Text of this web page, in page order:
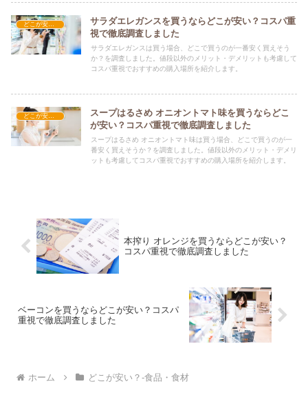
どこが安い？-食品・食材
サラダエレガンスを買うならどこが安い？コスパ重
視で徹底調査しました
サラダエレガンスは買う場合、どこで買うのが一番安く買えそう
か？を調査しました。値段以外のメリット・デメリットも考慮して
コスパ重視でおすすめの購入場所を紹介します。
どこが安い？-食品・食材
スープはるさめ オニオントマト味を買うならどこ
が安い？コスパ重視で徹底調査しました
スープはるさめ オニオントマト味は買う場合、どこで買うのが一
番安く買えそうか？を調査しました。値段以外のメリット・デメリ
ットも考慮してコスパ重視でおすすめの購入場所を紹介します。
本搾り オレンジを買うならどこが安い？
コスパ重視で徹底調査しました
ベーコンを買うならどこが安い？コスパ
重視で徹底調査しました
ホーム どこが安い？-食品・食材